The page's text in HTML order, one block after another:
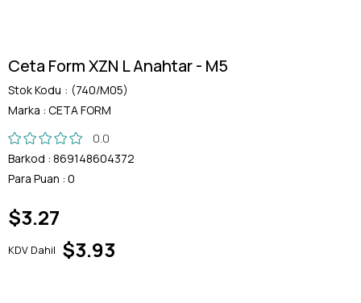
Ceta Form XZN L Anahtar - M5
Stok Kodu
(740/M05)
Marka : CETA FORM
0.0
Barkod : 869148604372
Para Puan : 0
$3.27
KDV Dahil $3.93